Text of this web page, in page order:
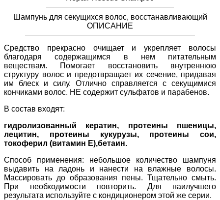
Шампунь для секущихся волос, восстанавливающий
ОПИСАНИЕ
Средство прекрасно очищает и укрепляет волосы
благодаря содержащимся в нем питательным
веществам. Помогает восстановить внутреннюю
структуру волос и предотвращает их сечение, придавая
им блеск и силу. Отлично справляется с секущимися
кончиками волос. НЕ содержит сульфатов и парабенов.
В состав входят:
гидролизованный кератин, протеины пшеницы,
лецитин, протеины кукурузы, протеины сои,
токоферил (витамин Е),бетаин.
Способ применения: небольшое количество шампуня
выдавить на ладонь и нанести на влажные волосы.
Массировать до образования пены. Тщательно смыть.
При необходимости повторить. Для наилучшего
результата используйте с кондиционером этой же серии.